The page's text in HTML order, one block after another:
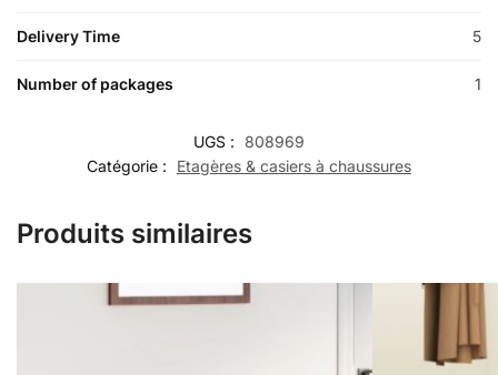
Delivery Time 5
Number of packages 1
UGS :
808969
Catégorie :
Etagères & casiers à chaussures
Produits similaires